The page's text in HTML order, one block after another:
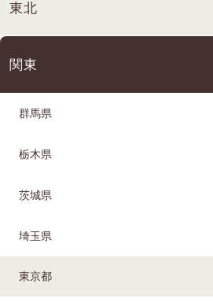
東北
関東
群馬県
栃木県
茨城県
埼玉県
東京都